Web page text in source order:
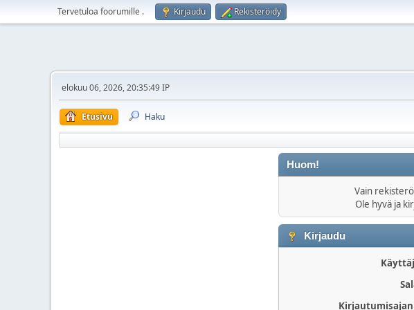
Tervetuloa foorumille . Kirjaudu Rekisteröidy
elokuu 06, 2026, 20:35:49 IP
Etusivu Haku
Huom!
Vain
Ole hyvä ja
Kirjaudu